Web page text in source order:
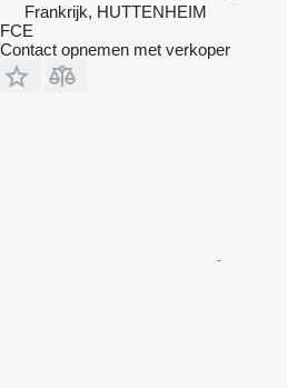
Frankrijk, HUTTENHEIM
FCE
Contact opnemen met verkoper